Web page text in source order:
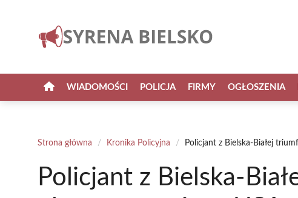
WIADOMOŚCI POLICJA FIRMY OGŁOSZENIA
Strona główna / Kronika Policyjna / Policjant z Bielska-Białej
Policjant z Bielska-